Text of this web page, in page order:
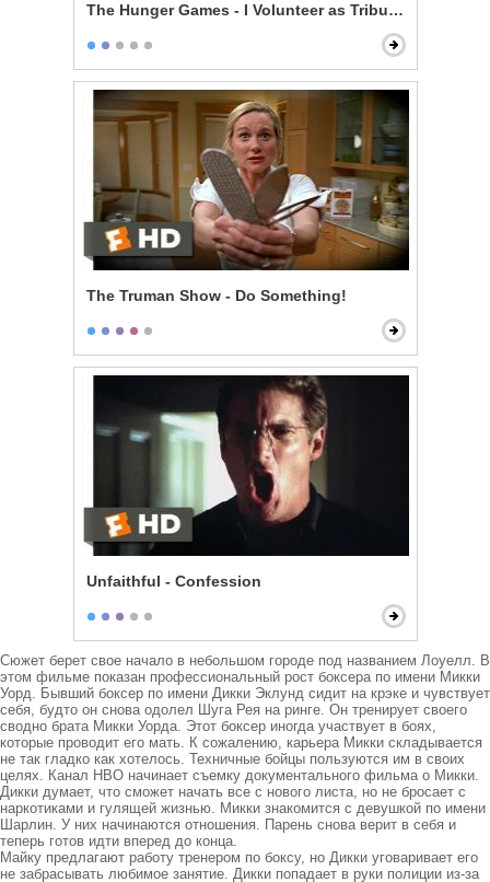
The Hunger Games - I Volunteer as Tribute!
The Truman Show - Do Something!
Unfaithful - Confession
Сюжет берет свое начало в небольшом городе под названием Лоуелл. В
этом фильме показан профессиональный рост боксера по имени Микки
Уорд. Бывший боксер по имени Дикки Эклунд сидит на крэке и чувствует
себя, будто он снова одолел Шуга Рея на ринге. Он тренирует своего
сводно брата Микки Уорда. Этот боксер иногда участвует в боях,
которые проводит его мать. К сожалению, карьера Микки складывается
не так гладко как хотелось. Техничные бойцы пользуются им в своих
целях. Канал НВО начинает съемку документального фильма о Микки.
Дикки думает, что сможет начать все с нового листа, но не бросает с
наркотиками и гулящей жизнью. Микки знакомится с девушкой по имени
Шарлин. У них начинаются отношения. Парень снова верит в себя и
теперь готов идти вперед до конца.
Майку предлагают работу тренером по боксу, но Дикки уговаривает его
не забрасывать любимое занятие. Дикки попадает в руки полиции из-за